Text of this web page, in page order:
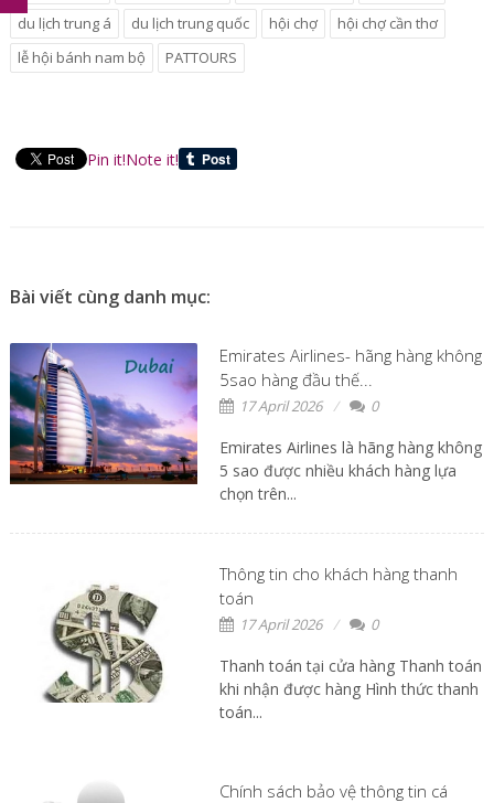
du lịch trung á
du lịch trung quốc hội chợ
hội chợ cần thơ
lễ hội bánh nam bộ
PATTOURS
Pin it!Note it!
Bài viết cùng danh mục:
Emirates Airlines- hãng hàng không
5sao hàng đầu thế...
17 April 2026 0
Emirates Airlines là hãng hàng không
5 sao được nhiều khách hàng lựa
chọn trên...
Thông tin cho khách hàng thanh
toán
17 April 2026 0
Thanh toán tại cửa hàng Thanh toán
khi nhận được hàng Hình thức thanh
toán...
Chính sách bảo vệ thông tin cá